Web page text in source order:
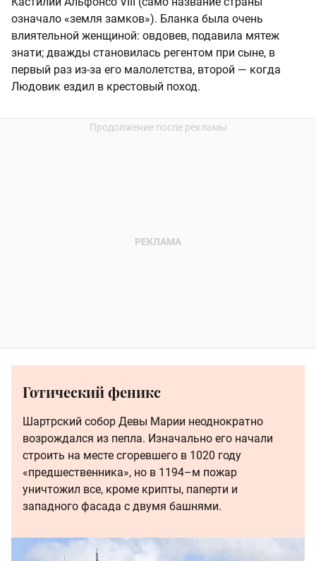
означало «земля замков»). Бланка была очень
влиятельной женщиной: овдовев, подавила мятеж
знати; дважды становилась регентом при сыне, в
первый раз из-за его малолетства, второй — когда
Людовик ездил в крестовый поход.
Готический феникс
Шартрский собор Девы Марии неоднократно
возрождался из пепла. Изначально его начали
строить на месте сгоревшего в 1020 году
«предшественника», но в 1194–м пожар
уничтожил все, кроме крипты, паперти и
западного фасада с двумя башнями.